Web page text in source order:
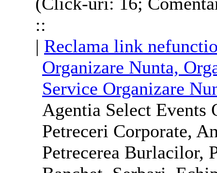
::
| Reclama link
Organizare Nunta,
Service Organizare
Agentia Select Events
Petreceri Corporate,
Petrecerea Burlacilor,